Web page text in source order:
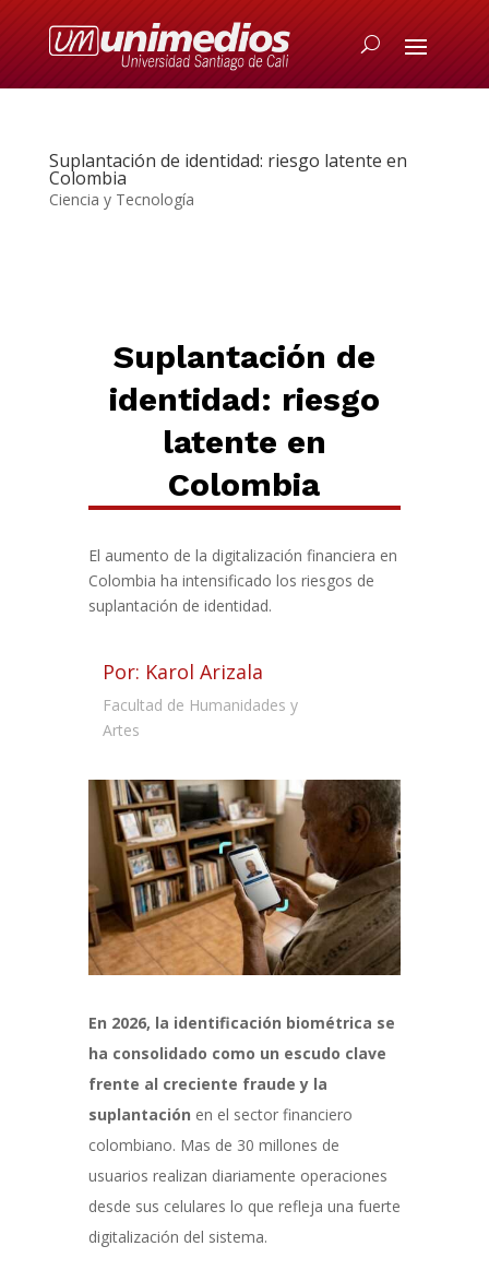
Suplantación de identidad: riesgo latente en
Colombia
Ciencia y Tecnología
Suplantación de
identidad: riesgo
latente en
Colombia
El aumento de la digitalización financiera en
Colombia ha intensificado los riesgos de
suplantación de identidad.
Por: Karol Arizala
Facultad de Humanidades y
Artes
En 2026, la identificación biométrica se
ha consolidado como un escudo clave
frente al creciente fraude y la
suplantación en el sector financiero
colombiano. Mas de 30 millones de
usuarios realizan diariamente operaciones
desde sus celulares lo que refleja una fuerte
digitalización del sistema.